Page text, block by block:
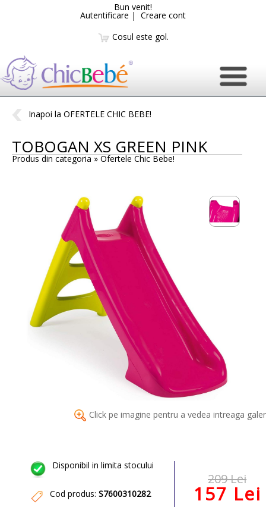
Bun venit!
Autentificare | Creare cont
Cosul este gol.
Inapoi la OFERTELE CHIC BEBE!
TOBOGAN XS GREEN PINK
Produs din categoria »Ofertele Chic Bebe!
Click pe imagine pentru a vedea intreaga
Disponibil in limita stocului
Cod produs: S7600310282
209 Lei
157 Lei